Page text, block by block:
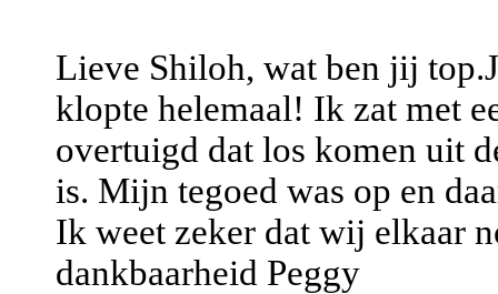
Lieve Shiloh, wat ben jij
klopte helemaal! Ik zat met
overtuigd dat los komen uit
is. Mijn tegoed was op en
Ik weet zeker dat wij elkaar
dankbaarheid Peggy